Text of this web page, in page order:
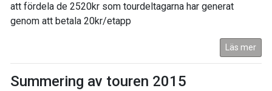
att fördela de 2520kr som tourdeltagarna har generat
genom att betala 20kr/etapp
Läs mer
Summering av touren 2015